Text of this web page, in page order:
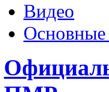
Видео
Основные